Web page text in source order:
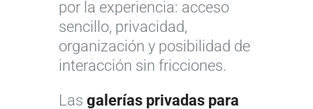
por la experiencia: acceso
sencillo, privacidad,
organización y posibilidad de
interacción sin fricciones.
Las galerías privadas para